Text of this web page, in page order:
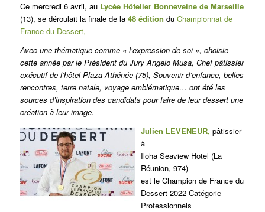
Ce mercredi 6 avril, au Lycée Hôtelier Bonneveine de Marseille
(13), se déroulait la finale de la 48 édition du Championnat de
France du Dessert,
Avec une thématique comme « l’expression de soi », choisie
cette année par le Président du Jury Angelo Musa, Chef pâtissier
exécutif de l’hôtel Plaza Athénée (75), Souvenir d’enfance, belles
rencontres, terre natale, voyage emblématique… ont été les
sources d’inspiration des candidats pour faire de leur dessert une
création à leur image.
Julien LEVENEUR, pâtissier
à
Iloha Seaview Hotel (La
Réunion, 974)
est le Champion de France du
Dessert 2022 Catégorie
Professionnels